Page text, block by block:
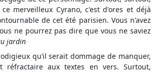
merveilleux Cyrano, c'est d'ores et déjà
de cet été parisien. Vous n'avez
ne pourrez pas dire que vous ne saviez
jardin
qu’il serait dommage de manquer,
réfractaire aux textes en vers. Surtout,